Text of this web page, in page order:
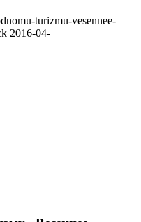
turizmu-vesennee-
2016-04-